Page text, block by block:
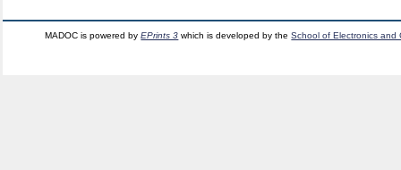
MADOC is powered byEPrints 3 which is developed by theSchool of Electronics and